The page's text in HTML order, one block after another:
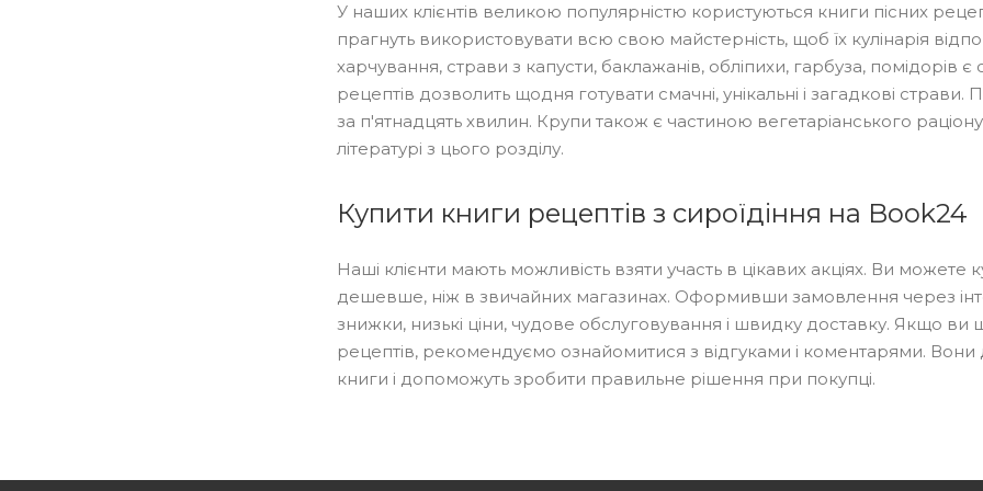
У наших клієнтів великою популярністю користуються книги пісних
прагнуть використовувати всю свою майстерність, щоб їх кулінарія
харчування, страви з капусти, баклажанів, обліпихи, гарбуза,
рецептів дозволить щодня готувати смачні, унікальні і загадкові
за п'ятнадцять хвилин. Крупи також є частиною вегетаріанського
літературі з цього розділу.
Купити книги рецептів з сироїдіння на Book24
Наші клієнти мають можливість взяти участь в цікавих акціях. Ви
дешевше, ніж в звичайних магазинах. Оформивши замовлення через
знижки, низькі ціни, чудове обслуговування і швидку доставку. Якщо ви
рецептів, рекомендуємо ознайомитися з відгуками і коментарями. Вони
книги і допоможуть зробити правильне рішення при покупці.